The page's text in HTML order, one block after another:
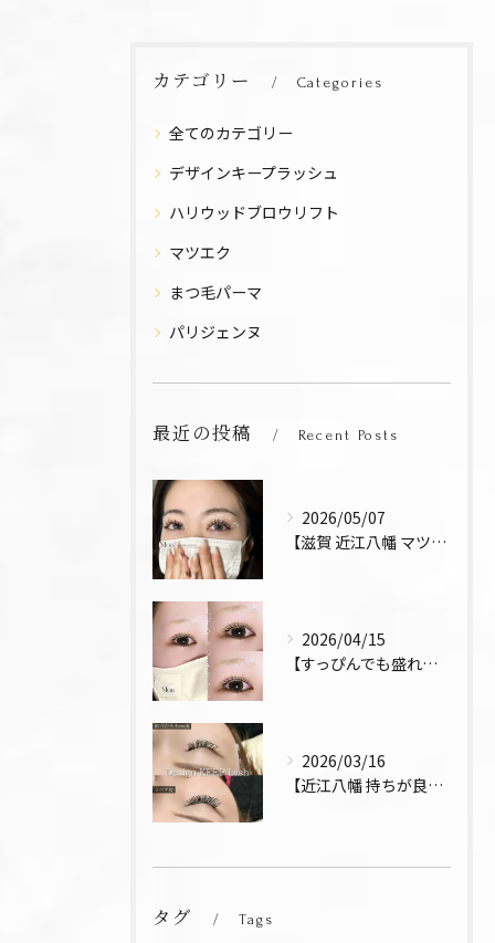
カテゴリー Categories
全てのカテゴリー
デザインキープラッシュ
ハリウッドブロウリフト
マツエク
まつ毛パーマ
パリジェンヌ
最近の投稿 Recent Posts
2026/05/07
【滋賀 近江八幡 マツエク デザインキープラッシュ 束感 お...
2026/04/15
【すっぴんでも盛れるまつ毛 まつパ 近江八幡 上下パーマ】
2026/03/16
【近江八幡 持ちが良い お得 マツエク リペア デザインキー...
タグ Tags